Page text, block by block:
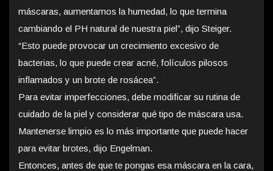
máscaras, aumentamos la humedad, lo que termina
cambiando el PH natural de nuestra piel”, dijo Steiger.
“Esto puede provocar un crecimiento excesivo de
bacterias, lo que puede crear acné, folículos pilosos
inflamados y un brote de rosácea”.
Para evitar imperfecciones, debe modificar su rutina de
cuidado de la piel y considerar qué tipo de máscara usa.
Mantenerse limpio es lo más importante que puede hacer
para evitar brotes, dijo Engelman.
Entonces, antes de que te pongas esa máscara en la cara,